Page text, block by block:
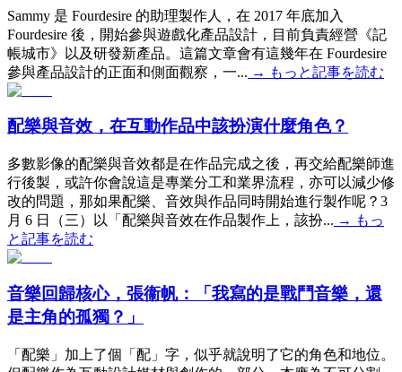
Sammy 是 Fourdesire 的助理製作人，在 2017 年底加入
Fourdesire 後，開始參與遊戲化產品設計，目前負責經營《記
帳城市》以及研發新產品。這篇文章會有這幾年在 Fourdesire
參與產品設計的正面和側面觀察，一... → もっと記事を読む
配樂與音效，在互動作品中該扮演什麼角色？
多數影像的配樂與音效都是在作品完成之後，再交給配樂師進
行後製，或許你會說這是專業分工和業界流程，亦可以減少修
改的問題，那如果配樂、音效與作品同時開始進行製作呢？3
月 6 日（三）以「配樂與音效在作品製作上，該扮... → もっ
と記事を読む
音樂回歸核心，張衞帆：「我寫的是戰鬥音樂，還
是主角的孤獨？」
「配樂」加上了個「配」字，似乎就說明了它的角色和地位。